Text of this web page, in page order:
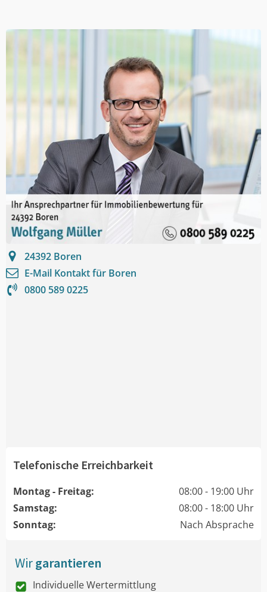
24392 Boren
E-Mail Kontakt für Boren
0800 589 0225
Telefonische Erreichbarkeit
Montag - Freitag:
08:00 - 19:00 Uhr
Samstag:
08:00 - 18:00 Uhr
Sonntag:
Nach Absprache
Wirgarantieren
Individuelle Wertermittlung